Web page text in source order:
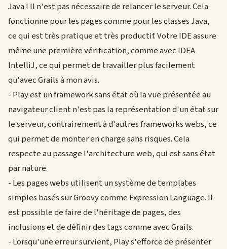
Java ! Il n'est pas nécessaire de relancer le serveur. Cela
fonctionne pour les pages comme pour les classes Java,
ce qui est très pratique et très productif. Votre IDE assure
même une première vérification, comme avec IDEA
IntelliJ, ce qui permet de travailler plus facilement
qu'avec Grails à mon avis.
- Play est un framework sans état où la vue présentée au
navigateur client n'est pas la représentation d'un état sur
le serveur, contrairement à d'autres frameworks webs, ce
qui permet de monter en charge sans risques. Cela
respecte au passage l'architecture web, qui est sans état
par nature.
- Les pages webs utilisent un système de templates
simples basés sur Groovy comme Expression Language. Il
est possible de faire de l'héritage de pages, des
inclusions et de définir des tags comme avec Grails.
- Lorsqu'une erreur survient, Play s'efforce de présenter